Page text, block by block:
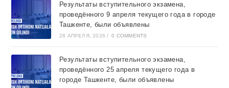
Результаты вступительного экзамена,
проведённого 9 апреля текущего года в городе
Ташкентe, были объявлены
28 АПРЕЛЯ, 2026 / 0 COMMENTS
Результаты вступительного экзамена,
проведённого 25 апреля текущего года в
городе Ташкентe, были объявлены